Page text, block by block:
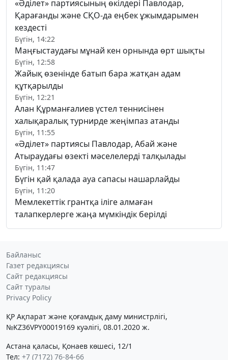
«Әділет» партиясының өкілдері Павлодар,
Қарағанды және СҚО-да еңбек ұжымдарымен
кездесті
Бүгін, 14:22
Маңғыстаудағы мұнай кен орнында өрт шықты
Бүгін, 12:58
Жайық өзенінде батып бара жатқан адам
құтқарылды
Бүгін, 12:21
Алан Құрманғалиев үстел теннисінен
халықаралық турнирде жеңімпаз атанды
Бүгін, 11:55
«Әділет» партиясы Павлодар, Абай және
Атыраудағы өзекті мәселелерді талқылады
Бүгін, 11:47
Бүгін қай қалада ауа сапасы нашарлайды
Бүгін, 11:20
Мемлекеттік грантқа іліге алмаған
талапкерлерге жаңа мүмкіндік берілді
Байланыс
Газет редакциясы
Сайт редакциясы
Сайт туралы
Privacy Policy
ҚР Ақпарат және қоғамдық даму министрлігі,
№KZ36VPY00019169 куәлігі, 08.01.2020 ж.
Астана қаласы, Қонаев көшесі, 12/1
Тел: +7 (7172) 76-84-66